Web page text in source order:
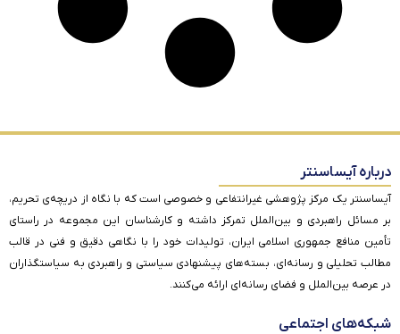
درباره آیساسنتر
آیساسنتر یک مرکز پژوهشی غیرانتفاعی و خصوصی است که با نگاه از دریچه‌ی تحریم،
بر مسائل راهبردی و بین‌الملل تمرکز داشته و کارشناسان این مجموعه در راستای
تأمین منافع جمهوری اسلامی ایران، تولیدات خود را با نگاهی دقیق و فنی در قالب
مطالب تحلیلی و رسانه‌ای، بسته‌های پیشنهادی سیاستی و راهبردی به سیاستگذاران
در عرصه بین‌الملل و فضای رسانه‌ای ارائه می‌کنند.
شبکه‌های اجتماعی